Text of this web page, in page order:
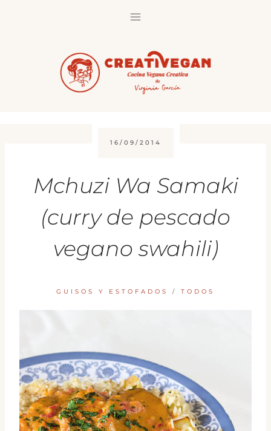
16/09/2014
Mchuzi Wa Samaki
(curry de pescado
vegano swahili)
GUISOS Y ESTOFADOS / TODOS